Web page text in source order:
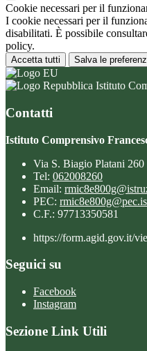
Cookie necessari per il
I cookie necessari per il
disabilitati. È possibile
policy.
Accetta tutti Salva le
Istituto
Contatti
Istituto Comprensivo
Via S. Biagio Platani 260
Tel: 062008260
Email:
PEC:
C.F.: 97713350581
https://form.agid.gov.it/
Seguici su
Facebook
Instagram
Sezione Link Utili